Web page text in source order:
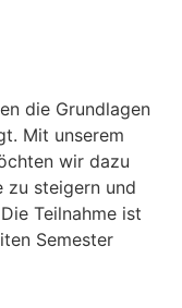
die Grundlagen
Mit unserem
wir dazu
zu steigern und
Teilnahme ist
Semester